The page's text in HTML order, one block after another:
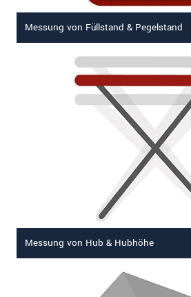
Messung von Füllstand & Pegelstand
Messung von Hub & Hubhöhe